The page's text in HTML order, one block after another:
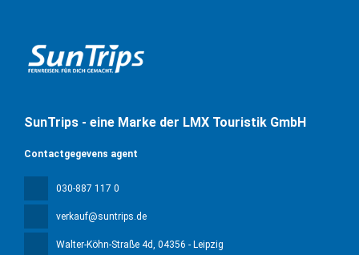
SunTrips - eine Marke der LMX Touristik GmbH
Contactgegevens agent
030-887 117 0
verkauf@suntrips.de
Walter-Köhn-Straße 4d , 04356 - Leipzig